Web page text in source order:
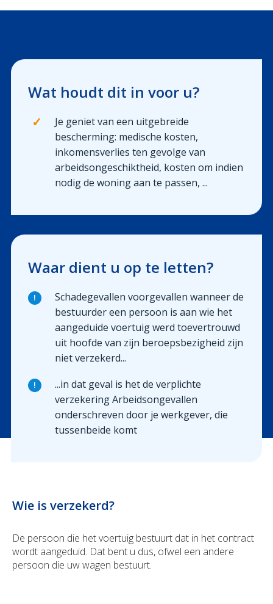
Polis Check
Wat houdt dit in voor u?
✓
Je geniet van een uitgebreide
bescherming: medische kosten,
inkomensverlies ten gevolge van
arbeidsongeschiktheid, kosten om indien
nodig de woning aan te passen, ...
Waar dient u op te letten?
!
Schadegevallen voorgevallen wanneer de
bestuurder een persoon is aan wie het
aangeduide voertuig werd toevertrouwd
uit hoofde van zijn beroepsbezigheid zijn
niet verzekerd...
!
...in dat geval is het de verplichte
verzekering Arbeidsongevallen
onderschreven door je werkgever, die
tussenbeide komt
Wie is verzekerd?
De persoon die het voertuig bestuurt dat in het contract
wordt aangeduid. Dat bent u dus, ofwel een andere
persoon die uw wagen bestuurt.